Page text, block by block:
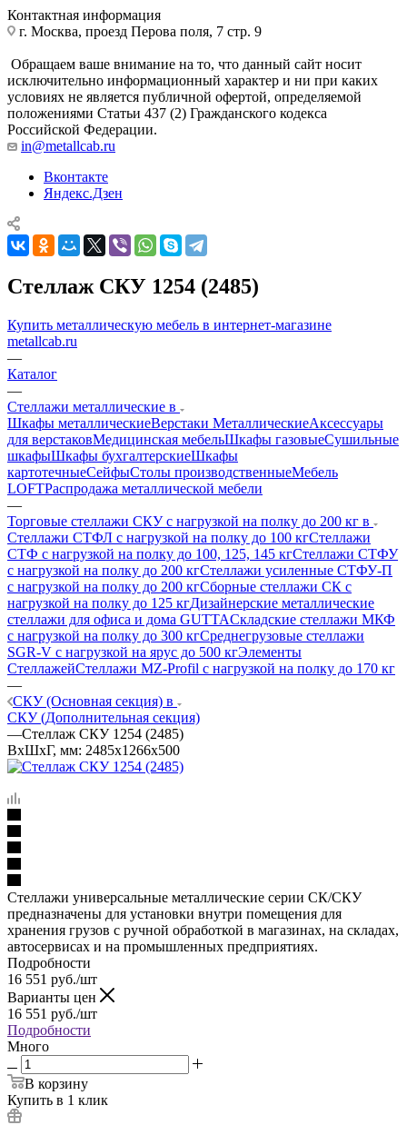
Контактная информация
г. Москва, проезд Перова поля, 7 стр. 9
Обращаем ваше внимание на то, что данный сайт носит
исключительно информационный характер и ни при каких
условиях не является публичной офертой, определяемой
положениями Статьи 437 (2) Гражданского кодекса
Российской Федерации.
in@metallcab.ru
Вконтакте
Яндекс.Дзен
Стеллаж СКУ 1254 (2485)
Купить металлическую мебель в интернет-магазине
metallcab.ru
—
Каталог
—
Стеллажи металлические в
Шкафы металлическиеВерстаки МеталлическиеАксессуары
для верстаковМедицинская мебельШкафы газовыеСушильные
шкафыШкафы бухгалтерскиеШкафы
картотечныеСейфыСтолы производственныеМебель
LOFTРаспродажа металлической мебели
—
Торговые стеллажи СКУ с нагрузкой на полку до 200 кг в
Стеллажи СТФЛ с нагрузкой на полку до 100 кгСтеллажи
СТФ с нагрузкой на полку до 100, 125, 145 кгСтеллажи СТФУ
с нагрузкой на полку до 200 кгСтеллажи усиленные СТФУ-П
с нагрузкой на полку до 200 кгСборные стеллажи СК с
нагрузкой на полку до 125 кгДизайнерские металлические
стеллажи для офиса и дома GUTTAСкладские стеллажи МКФ
с нагрузкой на полку до 300 кгСреднегрузовые стеллажи
SGR-V с нагрузкой на ярус до 500 кгЭлементы
СтеллажейСтеллажи MZ-Profil с нагрузкой на полку до 170 кг
—
СКУ (Основная секция) в
СКУ (Дополнительная секция)
—Стеллаж СКУ 1254 (2485)
ВхШхГ, мм: 2485x1266x500
Стеллажи универсальные металлические серии СК/СКУ
предназначены для установки внутри помещения для
хранения грузов с ручной обработкой в магазинах, на складах,
автосервисах и на промышленных предприятиях.
Подробности
16 551 руб./шт
Варианты цен
16 551 руб./шт
Подробности
Много
В корзину
Купить в 1 клик